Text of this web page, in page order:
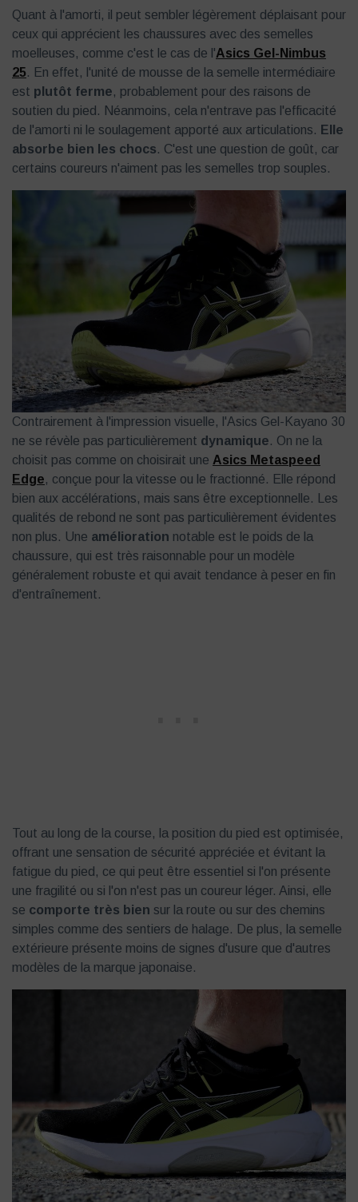
Quant à l'amorti, il peut sembler légèrement déplaisant pour
ceux qui apprécient les chaussures avec des semelles
moelleuses, comme c'est le cas de l'Asics Gel-Nimbus
25. En effet, l'unité de mousse de la semelle intermédiaire
est plutôt ferme, probablement pour des raisons de
soutien du pied. Néanmoins, cela n'entrave pas l'efficacité
de l'amorti ni le soulagement apporté aux articulations. Elle
absorbe bien les chocs. C'est une question de goût, car
certains coureurs n'aiment pas les semelles trop souples.
Contrairement à l'impression visuelle, l'Asics Gel-Kayano 30
ne se révèle pas particulièrement dynamique. On ne la
choisit pas comme on choisirait une Asics Metaspeed
Edge, conçue pour la vitesse ou le fractionné. Elle répond
bien aux accélérations, mais sans être exceptionnelle. Les
qualités de rebond ne sont pas particulièrement évidentes
non plus. Une amélioration notable est le poids de la
chaussure, qui est très raisonnable pour un modèle
généralement robuste et qui avait tendance à peser en fin
d'entraînement.
Tout au long de la course, la position du pied est optimisée,
offrant une sensation de sécurité appréciée et évitant la
fatigue du pied, ce qui peut être essentiel si l'on présente
une fragilité ou si l'on n'est pas un coureur léger. Ainsi, elle
se comporte très bien sur la route ou sur des chemins
simples comme des sentiers de halage. De plus, la semelle
extérieure présente moins de signes d'usure que d'autres
modèles de la marque japonaise.